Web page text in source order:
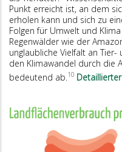
Punkt erreicht ist, an dem
erholen kann und sich zu
Folgen für Umwelt und
Regenwälder wie der
unglaubliche Vielfalt an
den Klimawandel durch die
bedeutend ab. 10